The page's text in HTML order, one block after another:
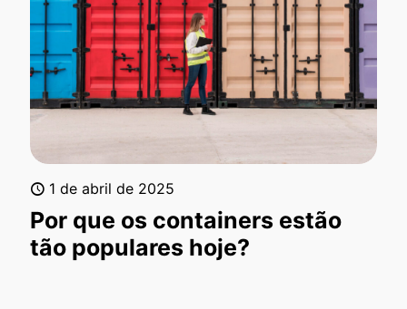
1 de abril de 2025
Por que os containers estão
tão populares hoje?